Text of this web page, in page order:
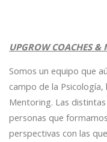
UPGROW COACHES &
Somos un equipo que
campo de la Psicología,
Mentoring. Las
personas que
perspectivas con las